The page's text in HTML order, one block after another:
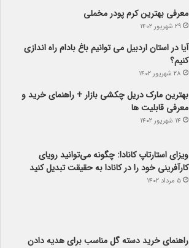
معرفی بهترین کرم پودر مخملی
۲۹ شهریور ۱۴۰۲
آیا در استان اردبیل می توانیم باغ بادام راه اندازی
کنیم؟
۲۸ شهریور ۱۴۰۲
بهترین مارک دریل چکشی بازار + راهنمای خرید و
معرفی قابلیت ها
۱۴ شهریور ۱۴۰۲
ویزای استارتاپ کانادا: چگونه می‌توانید رویای
کارآفرینی خود را در کانادا به حقیقت تبدیل کنید
۵ مرداد ۱۴۰۲
راهنمای خرید دسته گل مناسب برای هدیه دادن